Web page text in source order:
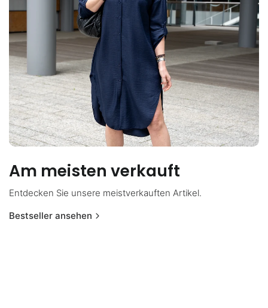
Am meisten verkauft
Entdecken Sie unsere meistverkauften Artikel.
Bestseller ansehen